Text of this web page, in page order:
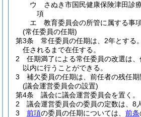
ウ
さぬき市国民健康保険津田診
項
エ
教育委員会の所管に属する事
(常任委員の任期)
第3条
常任委員の任期は、2年とする。
任されるまで在任する。
2
任期満了による常任委員の改選は
以内に行うことができる。
3
補欠委員の任期は、前任者の残任期
(議会運営委員会の設置)
第4条
議会に議会運営委員会を置く。
2
議会運営委員会の委員の定数は、8
3
前項の委員の任期については、 前条